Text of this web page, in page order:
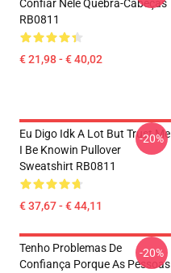
Confiar Nele Quebra-Cabeças
RB0811
€ 21,98 - € 40,02
Eu Digo Idk A Lot But Trust Me
I Be Knowin Pullover
Sweatshirt RB0811
€ 37,67 - € 44,11
-20%
Tenho Problemas De
Confiança Porque As Pessoas
-20%